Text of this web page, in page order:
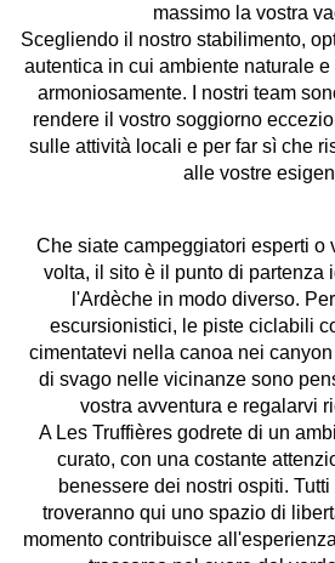
massimo la vostra
Scegliendo il nostro stabilimento,
autentica in cui ambiente naturale
armoniosamente. I nostri team
rendere il vostro soggiorno
sulle attività locali e per far sì che
alle vostre
Che siate campeggiatori esperti o
volta, il sito è il punto di partenza
l'Ardèche in modo diverso.
escursionistici, le piste ciclabili
cimentatevi nella canoa nei
di svago nelle vicinanze sono
vostra avventura e regalarvi
A Les Truffières godrete di un
curato, con una costante
benessere dei nostri ospiti.
troveranno qui uno spazio di
momento contribuisce